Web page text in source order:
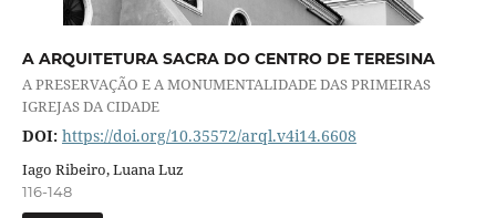
A ARQUITETURA SACRA DO CENTRO DE TERESINA
A PRESERVAÇÃO E A MONUMENTALIDADE DAS PRIMEIRAS
IGREJAS DA CIDADE
DOI: https://doi.org/10.35572/arql.v4i14.6608
Iago Ribeiro, Luana Luz
116-148